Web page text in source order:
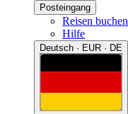
Posteingang
Reisen buchen
Hilfe
Deutsch · EUR · DE